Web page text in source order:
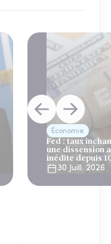
Économie
Fed : taux
une dissension
inédite depuis
30 Juill. 2026